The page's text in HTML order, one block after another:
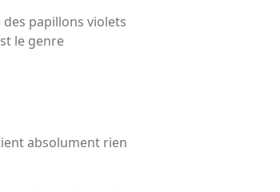
papillons violets
le genre
absolument rien